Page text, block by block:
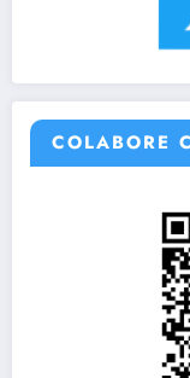
COLABORE